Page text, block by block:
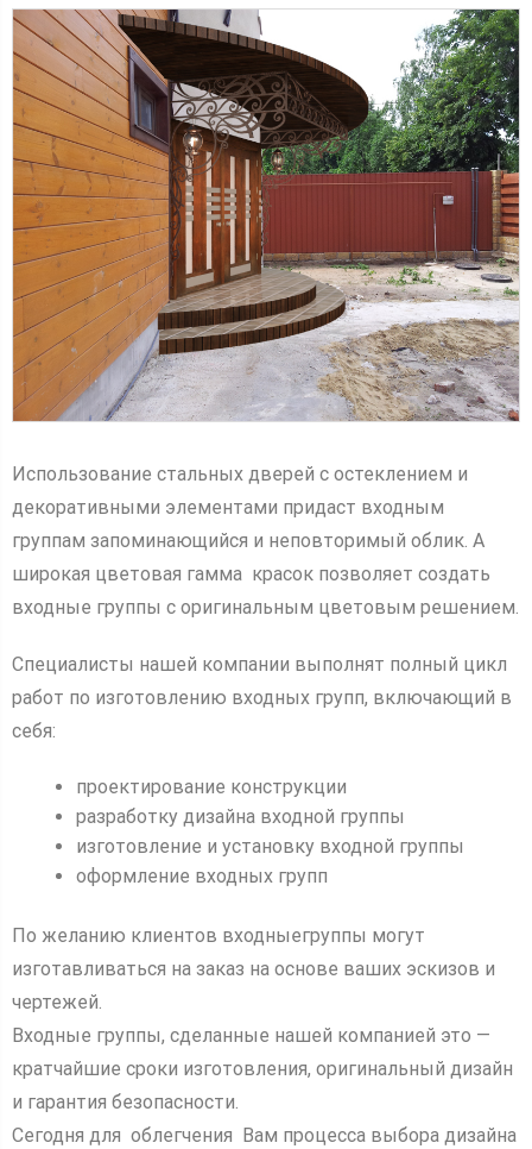
Использование стальных дверей с остеклением и
декоративными элементами придаст входным
группам запоминающийся и неповторимый облик. А
широкая цветовая гамма красок позволяет создать
входные группы с оригинальным цветовым решением.
Специалисты нашей компании выполнят полный цикл
работ по изготовлению входных групп, включающий в
себя:
проектирование конструкции
разработку дизайна входной группы
изготовление и установку входной группы
оформление входных групп
По желанию клиентов входныегруппы могут
изготавливаться на заказ на основе ваших эскизов и
чертежей.
Входные группы, сделанные нашей компанией это —
кратчайшие сроки изготовления, оригинальный дизайн
и гарантия безопасности.
Сегодня для облегчения Вам процесса выбора дизайна